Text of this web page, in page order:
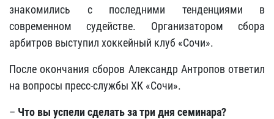
знакомились с последними тенденциями в
современном судействе. Организатором сбора
арбитров выступил хоккейный клуб «Сочи».
После окончания сборов Александр Антропов ответил
на вопросы пресс-службы ХК «Сочи».
– Что вы успели сделать за три дня семинара?